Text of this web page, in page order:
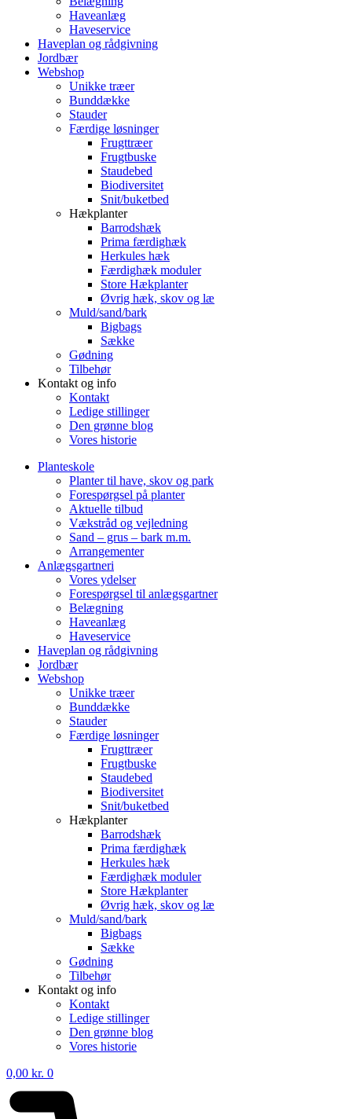
Haveanlæg
Haveservice
Haveplan og rådgivning
Jordbær
Webshop
Unikke træer
Bunddække
Stauder
Færdige løsninger
Frugttræer
Frugtbuske
Staudebed
Biodiversitet
Snit/buketbed
Hækplanter
Barrodshæk
Prima færdighæk
Herkules hæk
Færdighæk moduler
Store Hækplanter
Øvrig hæk, skov og læ
Muld/sand/bark
Bigbags
Sække
Gødning
Tilbehør
Kontakt og info
Kontakt
Ledige stillinger
Den grønne blog
Vores historie
Planteskole
Planter til have, skov og park
Forespørgsel på planter
Aktuelle tilbud
Vækstråd og vejledning
Sand – grus – bark m.m.
Arrangementer
Anlægsgartneri
Vores ydelser
Forespørgsel til anlægsgartner
Belægning
Haveanlæg
Haveservice
Haveplan og rådgivning
Jordbær
Webshop
Unikke træer
Bunddække
Stauder
Færdige løsninger
Frugttræer
Frugtbuske
Staudebed
Biodiversitet
Snit/buketbed
Hækplanter
Barrodshæk
Prima færdighæk
Herkules hæk
Færdighæk moduler
Store Hækplanter
Øvrig hæk, skov og læ
Muld/sand/bark
Bigbags
Sække
Gødning
Tilbehør
Kontakt og info
Kontakt
Ledige stillinger
Den grønne blog
Vores historie
0,00 kr. 0